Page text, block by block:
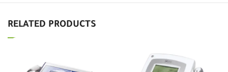
RELATED PRODUCTS